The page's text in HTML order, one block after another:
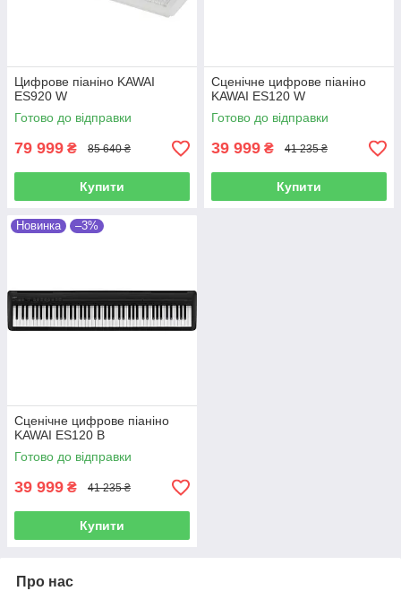
Цифрове піаніно KAWAI
ES920 W
Готово до відправки
79 999 ₴ 85 640 ₴
Купити
Сценічне цифрове піаніно
KAWAI ES120 W
Готово до відправки
39 999 ₴ 41 235 ₴
Купити
Новинка –3%
Сценічне цифрове піаніно
KAWAI ES120 B
Готово до відправки
39 999 ₴ 41 235 ₴
Купити
Про нас